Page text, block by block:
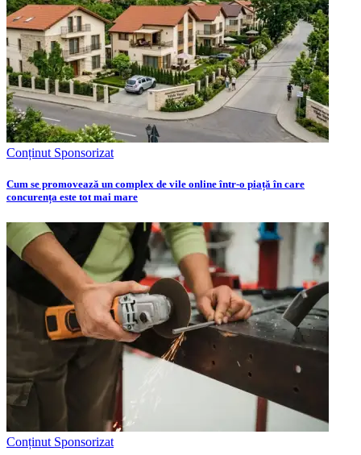
Conținut Sponsorizat
Cum se promovează un complex de vile online într-o piață în care
concurența este tot mai mare
Conținut Sponsorizat